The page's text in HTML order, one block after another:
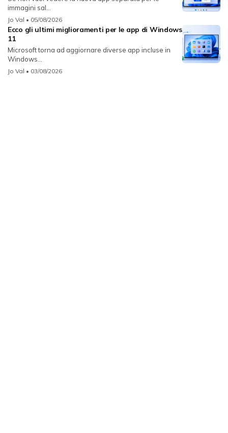
immagini sal...
Jo Val • 05/08/2026
Ecco gli ultimi miglioramenti per le app di Windows
11
Microsoft torna ad aggiornare diverse app incluse in
Windows...
Jo Val • 03/08/2026